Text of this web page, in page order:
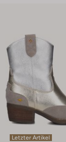
Letzter Artikel